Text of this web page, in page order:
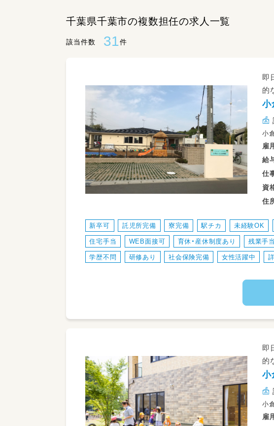
千葉県千葉市の複数担任の求人一覧
該当件数 31件
即
的
小
小
雇
給
仕
資
住
新卒可 託児所完備 寮完備 駅チカ 未経験OK
住宅手当 WEB面接可 育休・産休制度あり 残業手
学歴不問 研修あり 社会保険完備 女性活躍中
即
的
小
小
雇